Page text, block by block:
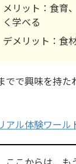
メリット：食育
く学べる
デメリット：食
でで興味を持た
アル体験ワール